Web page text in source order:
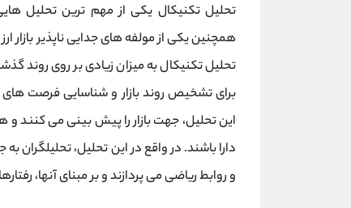
تحلیل تکنیکال یکی از مهم ترین تحلیل
همچنین یکی از مولفه ‌های جدایی ناپذیر بازار
تحلیل تکنیکال به میزان زیادی بر روی روند
برای تشخیص روند بازار و شناسایی فرصت‌ های
این تحلیل، جهت بازار را پیش بینی می کنند
دارا باشند. در واقع در این تحلیل،
و روابط ریاضی می ‌پردازند و بر مبنای آنها،